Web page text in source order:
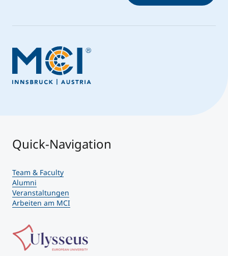
Quick-Navigation
Team & Faculty
Alumni
Veranstaltungen
Arbeiten am MCI